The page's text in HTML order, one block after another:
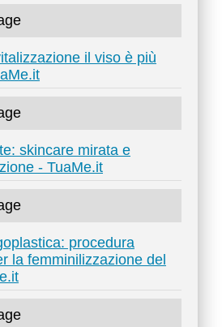
il viso è più
skincare mirata e
- TuaMe.it
procedura
la femminilizzazione del